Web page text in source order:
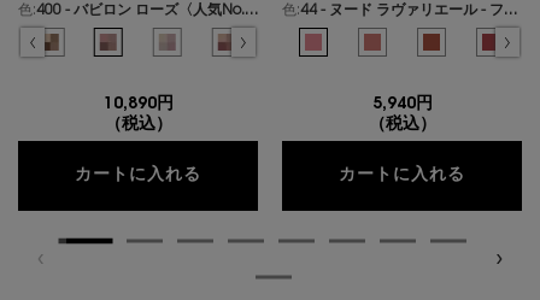
色:
400 - バビロン ローズ〈人気No.1〉
色を選択してください
{1} の場合
のカラー クチュール ミニ クラッチ、1/19
ズ ドリーム のカラー クチュール ミニ クラッチ、2/19
択済み
- カスバ スパイシーズ のカラー クチュール ミニ クラッチ、3/19
選択済み
310 - エキゾチック ミラージュ のカラー クチュール ミニ クラッチ、4/19
400 - バビロン ローズ〈人気No.1〉 のカラー クチュール ミニ ク
選択済み
410 - フォービドゥン ウィスパー のカラー クチュール
選択済み
500 - メディナ グロウ のカラー クチュール ミ
600 - スポンティーニ リリー のカラ
700 - オーバー ノアール の
710 - オーバー ブ
選択済み
720 - キャ
10,890円
（税込）
カートに入れる クチュール ミニ クラッチ
色:
44 - ヌード ラヴァリエール - フレンチモードなミルキーピンク -
色を選択してください
{1} の場合
44 - ヌード ラヴァリエール - フ
1 - アンドレスド ピンク
610 - ヌード チ
選択済
530 -
5,940円
（税込）
カートに入れる